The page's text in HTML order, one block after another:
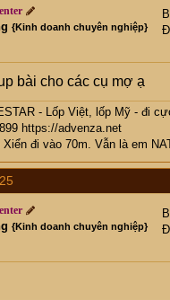
{Kinh doanh chuyên nghiệp}
bài cho các cụ mợ ạ
- Lốp Việt, lốp Mỹ - đi
https://advenza.net
Xiển đi vào 70m. Vẫn là em
{Kinh doanh chuyên nghiệp}